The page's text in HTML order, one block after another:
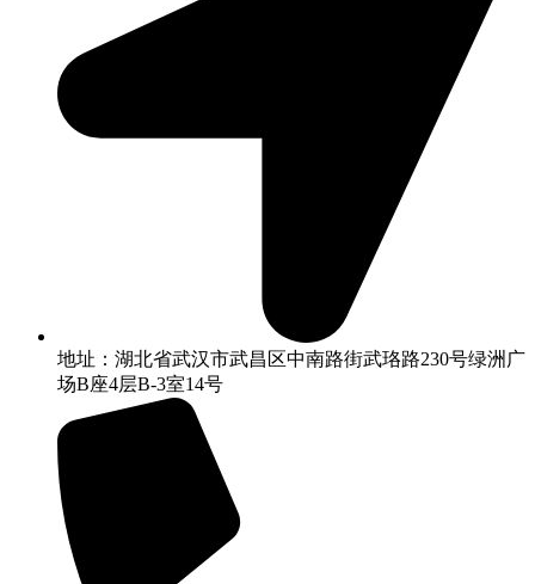
地址：湖北省武汉市武昌区中南路街武珞路230号绿洲广
场B座4层B-3室14号